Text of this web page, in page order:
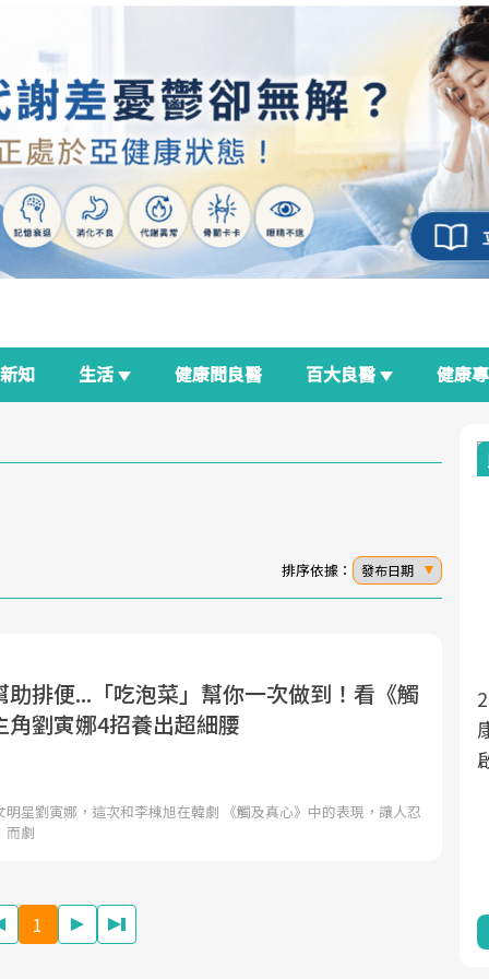
新知 生活 健康問良醫 百大良醫 健康
排序依據： 發布日期
助排便...「吃泡菜」幫你一次做到！看《觸
角劉寅娜4招養出超細腰
星劉寅娜，這次和李棟旭在韓劇 《觸及真心》中的表現，讓人忍
而劇
1
面對超高齡社會的浪潮，台灣正在快速邁
向「健康照護」的新時代。隨著國家政策
心議題。然而，健檢不只是醫療院所的服
良醫生活祭
2025年，就到良醫生活祭體驗「一站式健
康新生活」，從講座、體驗到運動，全面